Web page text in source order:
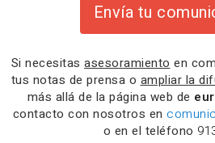
Envía tu
Si necesitas asesoramiento en
tus notas de prensa o ampliar la
más allá de la página web de
contacto con nosotros en
o en el teléfono